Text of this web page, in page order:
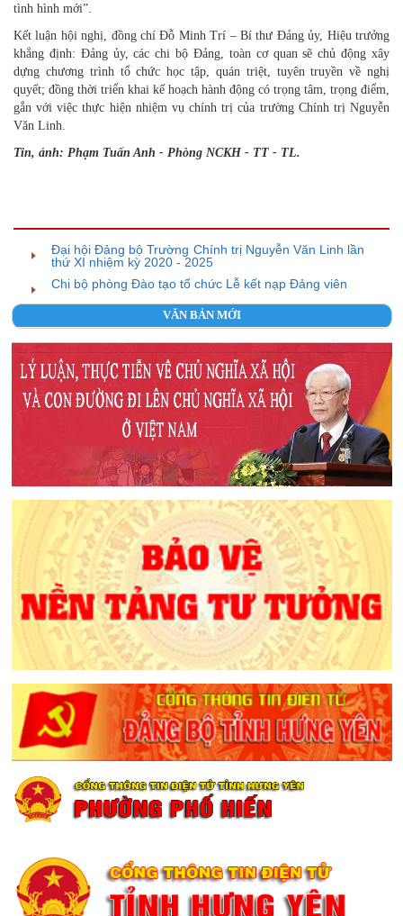
tình hình mới”.
Kết luận hội nghị, đồng chí Đỗ Minh Trí – Bí thư Đảng ủy, Hiệu trưởng
khẳng định: Đảng ủy, các chi bộ Đảng, toàn cơ quan sẽ chủ động xây
dựng chương trình tổ chức học tập, quán triệt, tuyên truyền về nghị
quyết; đồng thời triển khai kế hoạch hành động có trọng tâm, trọng điểm,
gắn với việc thực hiện nhiệm vụ chính trị của trường Chính trị Nguyễn
Văn Linh.
Tin, ảnh: Phạm Tuấn Anh - Phòng NCKH - TT - TL.
Đại hội Đảng bộ Trường Chính trị Nguyễn Văn Linh lần
thứ XI nhiệm kỳ 2020 - 2025
Chi bộ phòng Đào tạo tổ chức Lễ kết nạp Đảng viên
VĂN BẢN MỚI